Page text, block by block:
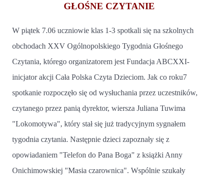
GŁOŚNE CZYTANIE
W piątek 7.06 uczniowie klas 1-3 spotkali się na szkolnych
obchodach XXV Ogólnopolskiego Tygodnia Głośnego
Czytania, którego organizatorem jest Fundacja ABCXXI-
inicjator akcji Cała Polska Czyta Dzieciom. Jak co roku7
spotkanie rozpoczęło się od wysłuchania przez uczestników,
czytanego przez panią dyrektor, wiersza Juliana Tuwima
"Lokomotywa", który stał się już tradycyjnym sygnałem
tygodnia czytania. Następnie dzieci zapoznały się z
opowiadaniem "Telefon do Pana Boga" z książki Anny
Onichimowskiej "Masia czarownica". Wspólnie szukały